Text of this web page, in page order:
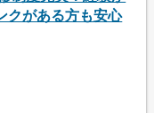
クがある方も安心